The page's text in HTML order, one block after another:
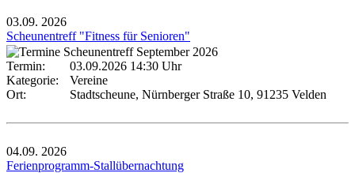
03.09. 2026
Scheunentreff "Fitness für Senioren"
Termin:
03.09.2026 14:30 Uhr
Kategorie:
Vereine
Ort:
Stadtscheune, Nürnberger Straße 10, 91235 Velden
04.09. 2026
Ferienprogramm-Stallübernachtung